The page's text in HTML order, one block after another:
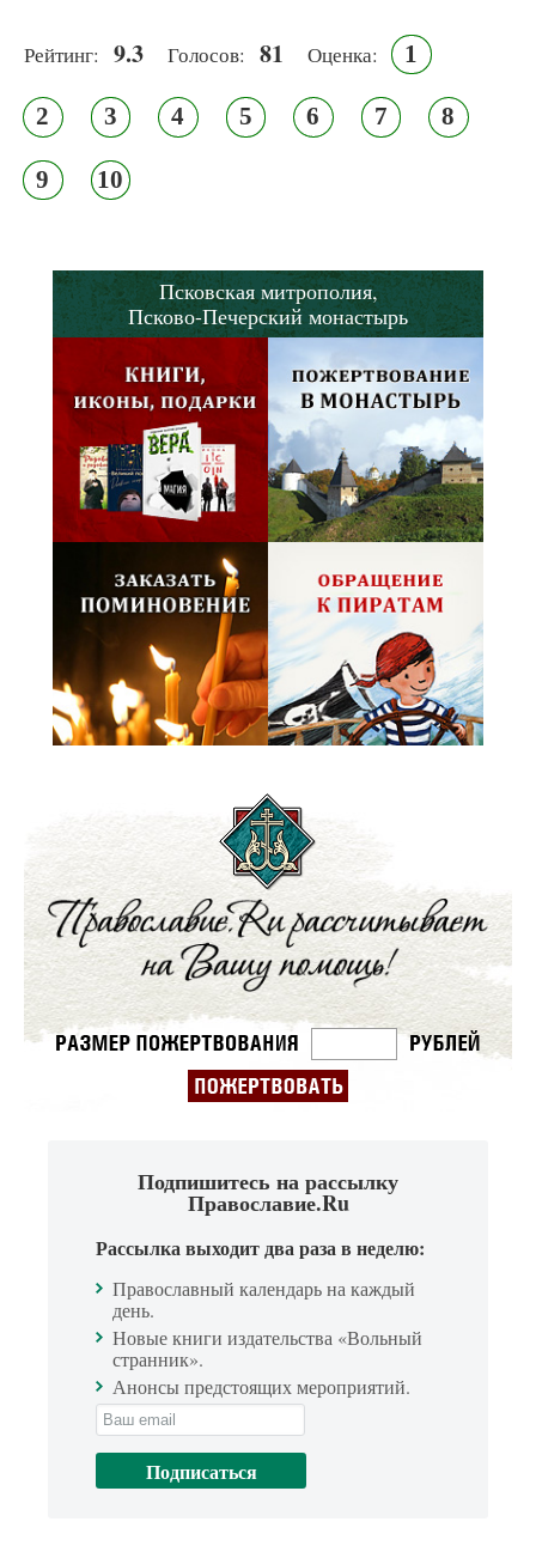
Рейтинг: 9.3 Голосов: 81 Оценка: 1
2 3 4 5 6 7 8
9 10
Псковская митрополия,
Псково-Печерский монастырь
Подпишитесь на рассылку
Православие.Ru
Рассылка выходит два раза в неделю:
Православный календарь на каждый
день.
Новые книги издательства «Вольный
странник».
Анонсы предстоящих мероприятий.